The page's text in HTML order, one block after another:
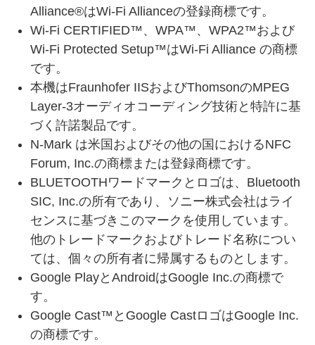
Alliance®はWi-Fi Allianceの登録商標です。
Wi-Fi CERTIFIED™、WPA™、WPA2™および
Wi-Fi Protected Setup™はWi-Fi Alliance の商標
です。
本機はFraunhofer IISおよびThomsonのMPEG
Layer-3オーディオコーディング技術と特許に基
づく許諾製品です。
N-Mark は米国およびその他の国におけるNFC
Forum, Inc.の商標または登録商標です。
BLUETOOTHワードマークとロゴは、Bluetooth
SIC, Inc.の所有であり、ソニー株式会社はライ
センスに基づきこのマークを使用しています。
他のトレードマークおよびトレード名称につい
ては、個々の所有者に帰属するものとします。
Google PlayとAndroidはGoogle Inc.の商標で
す。
Google Cast™とGoogle CastロゴはGoogle Inc.
の商標です。